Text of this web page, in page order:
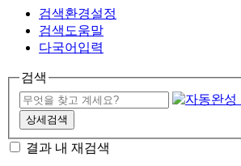
검색환경설정
검색도움말
다국어입력
검색
상세검색
결과 내 재검색